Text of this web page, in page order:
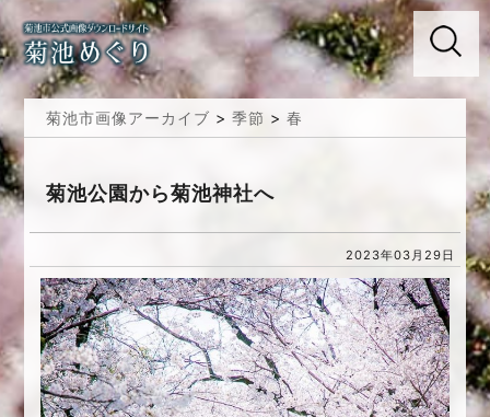
菊池市画像アーカイブ > 季節 > 春
菊池公園から菊池神社へ
2023年03月29日